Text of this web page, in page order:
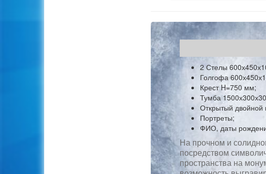
2 Стелы
Голгофа
Крест H=750 мм;
Тумба
Открытый двойной
Портреты;
ФИО, даты
На прочном и
посредством
пространства на